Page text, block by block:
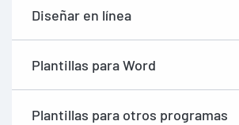
Diseñar en línea
Plantillas para Word
Plantillas para otros programas